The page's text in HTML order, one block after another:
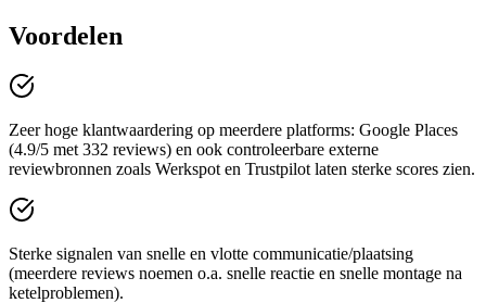
Voordelen
Zeer hoge klantwaardering op meerdere platforms: Google Places
(4.9/5 met 332 reviews) en ook controleerbare externe
reviewbronnen zoals Werkspot en Trustpilot laten sterke scores zien.
Sterke signalen van snelle en vlotte communicatie/plaatsing
(meerdere reviews noemen o.a. snelle reactie en snelle montage na
ketelproblemen).